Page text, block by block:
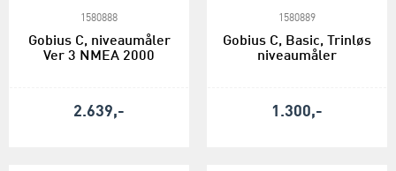
1580888
Gobius C, niveaumåler
Ver 3 NMEA 2000
2.639,-
1580889
Gobius C, Basic, Trinløs
niveaumåler
1.300,-